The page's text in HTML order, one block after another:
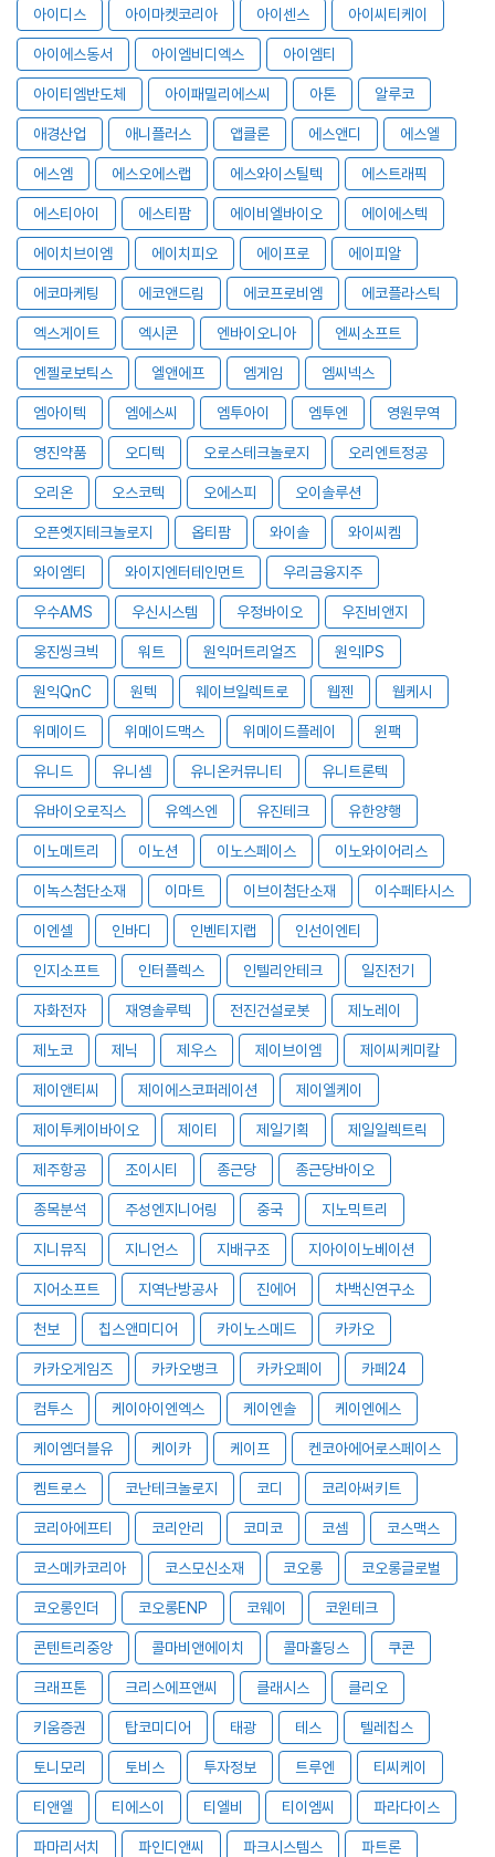
아이디스 아이마켓코리아 아이센스 아이씨티케이
아이에스동서 아이엠비디엑스 아이엠티
아이티엠반도체 아이패밀리에스씨 아톤 알루코
애경산업 애니플러스 앱클론 에스앤디 에스엘
에스엠 에스오에스랩 에스와이스틸텍 에스트래픽
에스티아이 에스티팜 에이비엘바이오 에이에스텍
에이치브이엠 에이치피오 에이프로 에이피알
에코마케팅 에코앤드림 에코프로비엠 에코플라스틱
엑스게이트 엑시콘 엔바이오니아 엔씨소프트
엔젤로보틱스 엘앤에프 엠게임 엠씨넥스
엠아이텍 엠에스씨 엠투아이 엠투엔 영원무역
영진약품 오디텍 오로스테크놀로지 오리엔트정공
오리온 오스코텍 오에스피 오이솔루션
오픈엣지테크놀로지 옵티팜 와이솔 와이씨켐
와이엠티 와이지엔터테인먼트 우리금융지주
우수AMS 우신시스템 우정바이오 우진비앤지
웅진씽크빅 워트 원익머트리얼즈 원익IPS
원익QnC 원텍 웨이브일렉트로 웹젠 웹케시
위메이드 위메이드맥스 위메이드플레이 윈팩
유니드 유니셈 유니온커뮤니티 유니트론텍
유바이오로직스 유엑스엔 유진테크 유한양행
이노메트리 이노션 이노스페이스 이노와이어리스
이녹스첨단소재 이마트 이브이첨단소재 이수페타시스
이엔셀 인바디 인벤티지랩 인선이엔티
인지소프트 인터플렉스 인텔리안테크 일진전기
자화전자 재영솔루텍 전진건설로봇 제노레이
제노코 제닉 제우스 제이브이엠 제이씨케미칼
제이앤티씨 제이에스코퍼레이션 제이엘케이
제이투케이바이오 제이티 제일기획 제일일렉트릭
제주항공 조이시티 종근당 종근당바이오
종목분석 주성엔지니어링 중국 지노믹트리
지니뮤직 지니언스 지배구조 지아이이노베이션
지어소프트 지역난방공사 진에어 차백신연구소
천보 칩스앤미디어 카이노스메드 카카오
카카오게임즈 카카오뱅크 카카오페이 카페24
컴투스 케이아이엔엑스 케이엔솔 케이엔에스
케이엠더블유 케이카 케이프 켄코아에어로스페이스
켐트로스 코난테크놀로지 코디 코리아써키트
코리아에프티 코리안리 코미코 코셈 코스맥스
코스메카코리아 코스모신소재 코오롱 코오롱글로벌
코오롱인더 코오롱ENP 코웨이 코윈테크
콘텐트리중앙 콜마비앤에이치 콜마홀딩스 쿠콘
크래프톤 크리스에프앤씨 클래시스 클리오
키움증권 탑코미디어 태광 테스 텔레칩스
토니모리 토비스 투자정보 트루엔 티씨케이
티앤엘 티에스이 티엘비 티이엠씨 파라다이스
파마리서치 파인디앤씨 파크시스템스 파트론